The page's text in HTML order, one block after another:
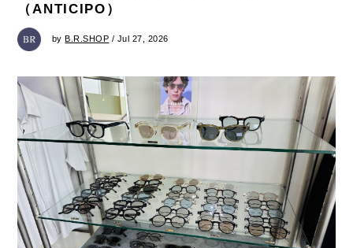
（ANTICIPO）
byB.R.SHOP / Jul 27, 2026